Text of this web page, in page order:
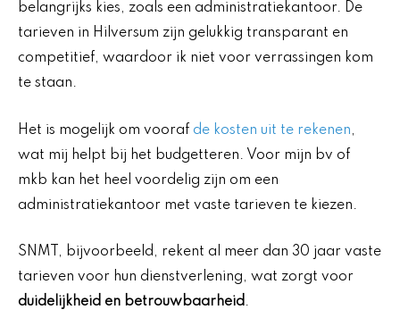
belangrijks kies, zoals een administratiekantoor. De
tarieven in Hilversum zijn gelukkig transparant en
competitief, waardoor ik niet voor verrassingen kom
te staan.
Het is mogelijk om vooraf de kosten uit te rekenen,
wat mij helpt bij het budgetteren. Voor mijn bv of
mkb kan het heel voordelig zijn om een
administratiekantoor met vaste tarieven te kiezen.
SNMT, bijvoorbeeld, rekent al meer dan 30 jaar vaste
tarieven voor hun dienstverlening, wat zorgt voor
duidelijkheid en betrouwbaarheid.